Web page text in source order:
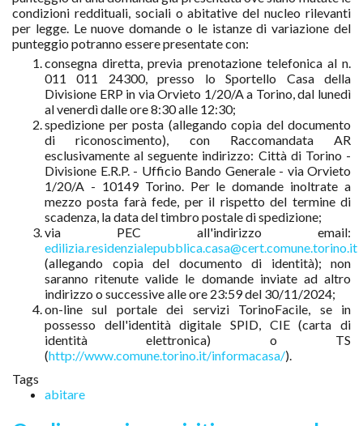
condizioni reddituali, sociali o abitative del nucleo rilevanti
per legge. Le nuove domande o le istanze di variazione del
punteggio potranno essere presentate con:
consegna diretta, previa prenotazione telefonica al n.
011 011 24300, presso lo Sportello Casa della
Divisione ERP in via Orvieto 1/20/A a Torino, dal lunedì
al venerdì dalle ore 8:30 alle 12:30;
spedizione per posta (allegando copia del documento
di riconoscimento), con Raccomandata AR
esclusivamente al seguente indirizzo: Città di Torino -
Divisione E.R.P. - Ufficio Bando Generale - via Orvieto
1/20/A - 10149 Torino. Per le domande inoltrate a
mezzo posta farà fede, per il rispetto del termine di
scadenza, la data del timbro postale di spedizione;
via PEC all'indirizzo email:
edilizia.residenzialepubblica.casa@cert.comune.torino.it
(allegando copia del documento di identità); non
saranno ritenute valide le domande inviate ad altro
indirizzo o successive alle ore 23:59 del 30/11/2024;
on-line sul portale dei servizi TorinoFacile, se in
possesso dell'identità digitale SPID, CIE (carta di
identità elettronica) o TS
(http://www.comune.torino.it/informacasa/).
Tags
abitare